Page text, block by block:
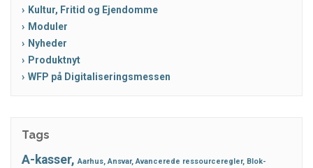
Kultur, Fritid og Ejendomme
Moduler
Nyheder
Produktnyt
WFP på Digitaliseringsmessen
Tags
A-kasser Aarhus Ansvar Avancerede ressourceregler
Blok-